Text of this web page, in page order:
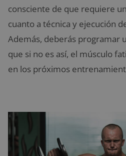
consciente de que requiere
cuanto a técnica y ejecución
Además, deberás programar
que si no es así, el músculo
en los próximos